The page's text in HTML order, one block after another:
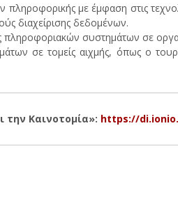
με έμφαση στις
διαχείρισης δεδομένων.
πληροφοριακών συστημάτων σε
σε τομείς αιχμής, όπως ο
Καινοτομία»: https://